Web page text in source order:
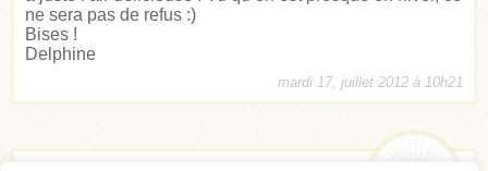
ne sera pas de refus :)
Bises !
Delphine
mardi 17, juillet 2012 à 10h21